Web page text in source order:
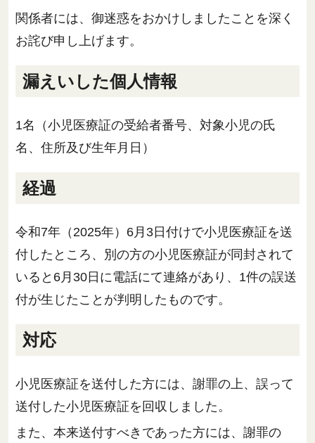
関係者には、御迷惑をおかけしましたことを深く
お詫び申し上げます。
漏えいした個人情報
1名（小児医療証の受給者番号、対象小児の氏
名、住所及び生年月日）
経過
令和7年（2025年）6月3日付けで小児医療証を送
付したところ、別の方の小児医療証が同封されて
いると6月30日に電話にて連絡があり、1件の誤送
付が生じたことが判明したものです。
対応
小児医療証を送付した方には、謝罪の上、誤って
送付した小児医療証を回収しました。
また、本来送付すべきであった方には、謝罪の